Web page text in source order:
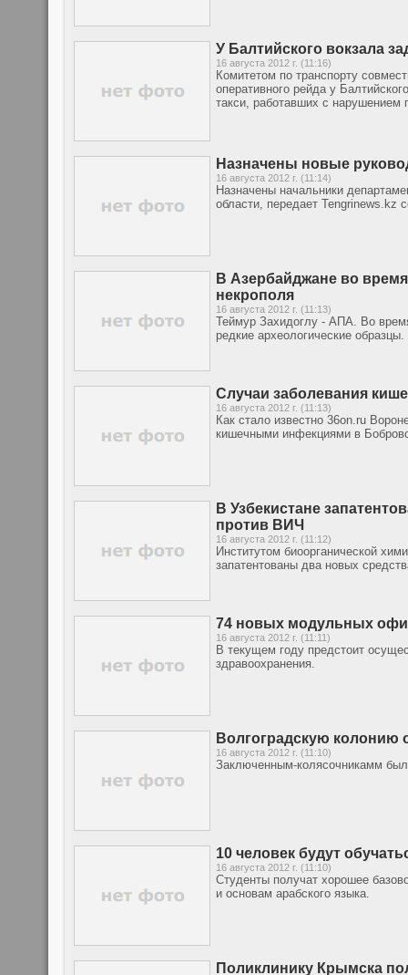
У Балтийского вокзала
16 августа 2012 г. (11:16)
Комитетом по транспорту
оперативного рейда у
такси, работавших с нарушением
Назначены новые
16 августа 2012 г. (11:14)
Назначены начальники
области, передает
В Азербайджане во
некрополя
16 августа 2012 г. (11:13)
Теймур Захидоглу - АПА. Во
редкие археологические образцы.
Случаи заболевания
16 августа 2012 г. (11:13)
Как стало известно 36on.ru
кишечными инфекциями в
В Узбекистане
против ВИЧ
16 августа 2012 г. (11:12)
Институтом биоорганической
запатентованы два новых
74 новых модульных
16 августа 2012 г. (11:11)
В текущем году предстоит
здравоохранения.
Волгоградскую колонию
16 августа 2012 г. (11:10)
Заключенным-колясочникамм
10 человек будут
16 августа 2012 г. (11:10)
Студенты получат хорошее
и основам арабского языка.
Поликлинику Крымска